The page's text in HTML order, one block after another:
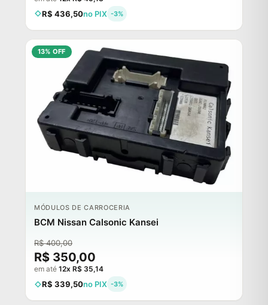
R$ 436,50no PIX -3%
13% OFF
MÓDULOS DE CARROCERIA
BCM Nissan Calsonic Kansei
R$ 400,00
R$ 350,00
em até 12x R$ 35,14
R$ 339,50no PIX -3%